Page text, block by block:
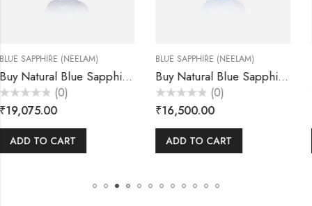
Stone 5.45 Carats – Akansha Gems
BLUE SAPPHIRE (NEELAM)
Buy Natural Blue Sapphire (Neelam) Stone 5.50 Carats – Akansha Gems
Rated
0
of
5
₹16,500.00
ADD TO CART
BLUE SAPPHIRE (NEELAM)
Rated
0
of
5
₹52,500.00
ADD TO CART